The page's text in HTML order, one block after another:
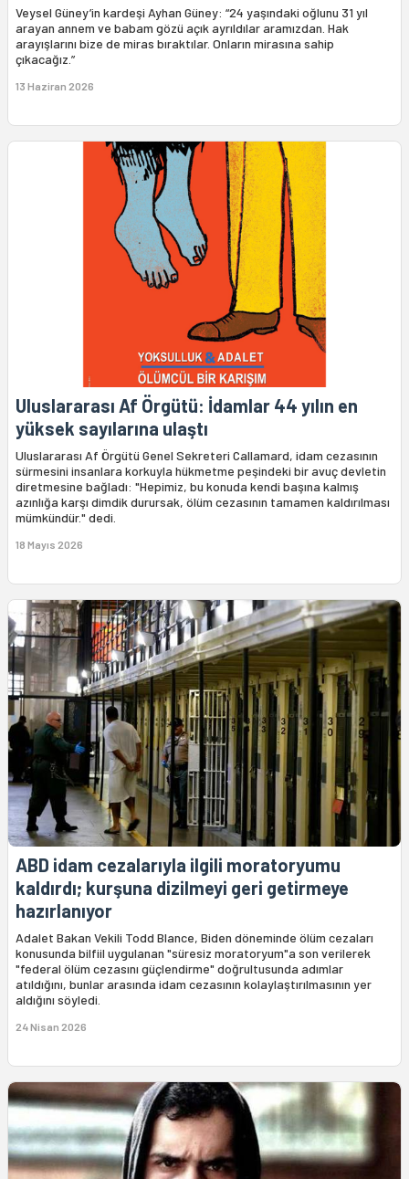
Veysel Güney’in kardeşi Ayhan Güney: “24 yaşındaki oğlunu 31 yıl
arayan annem ve babam gözü açık ayrıldılar aramızdan. Hak
arayışlarını bize de miras bıraktılar. Onların mirasına sahip
çıkacağız.”
13 Haziran 2026
Uluslararası Af Örgütü: İdamlar 44 yılın en
yüksek sayılarına ulaştı
Uluslararası Af Örgütü Genel Sekreteri Callamard, idam cezasının
sürmesini insanlara korkuyla hükmetme peşindeki bir avuç devletin
diretmesine bağladı: "Hepimiz, bu konuda kendi başına kalmış
azınlığa karşı dimdik durursak, ölüm cezasının tamamen kaldırılması
mümkündür." dedi.
18 Mayıs 2026
ABD idam cezalarıyla ilgili moratoryumu
kaldırdı; kurşuna dizilmeyi geri getirmeye
hazırlanıyor
Adalet Bakan Vekili Todd Blance, Biden döneminde ölüm cezaları
konusunda bilfiil uygulanan "süresiz moratoryum"a son verilerek
"federal ölüm cezasını güçlendirme" doğrultusunda adımlar
atıldığını, bunlar arasında idam cezasının kolaylaştırılmasının yer
aldığını söyledi.
24 Nisan 2026